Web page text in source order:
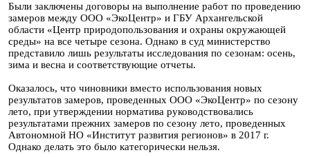
Были заключены договоры на выполнение работ по проведению
замеров между ООО «ЭкоЦентр» и ГБУ Архангельской
области «Центр природопользования и охраны окружающей
среды» на все четыре сезона. Однако в суд министерство
представило лишь результаты исследования по сезонам: осень,
зима и весна и соответствующие отчеты.
Оказалось, что чиновники вместо использования новых
результатов замеров, проведенных ООО «ЭкоЦентр» по сезону
лето, при утверждении норматива руководствовались
результатами прежних замеров по сезону лето, проведенных
Автономной НО «Институт развития регионов» в 2017 г.
Однако делать это было категорически нельзя.